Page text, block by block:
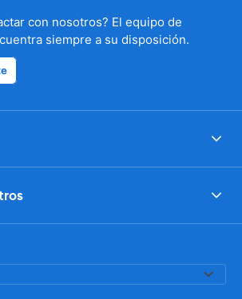
con nosotros? El equipo de
siempre a su disposición.